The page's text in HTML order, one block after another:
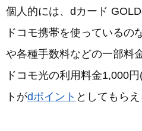
個人的には、dカード
ドコモ携帯を使っているの
や各種手数料などの一部料
ドコモ光の利用料金1,000
トがdポイント としてもら